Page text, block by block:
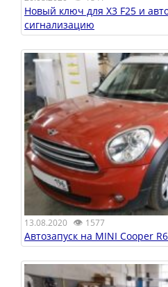
Новый ключ для X3 F25 и
сигнализацию
13.08.2020 👁 1577
Автозапуск на MINI Cooper